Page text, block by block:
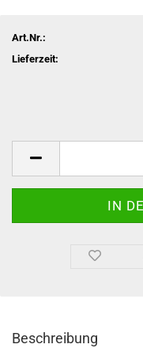
Art.Nr.:
Lieferzeit:
Beschreibung